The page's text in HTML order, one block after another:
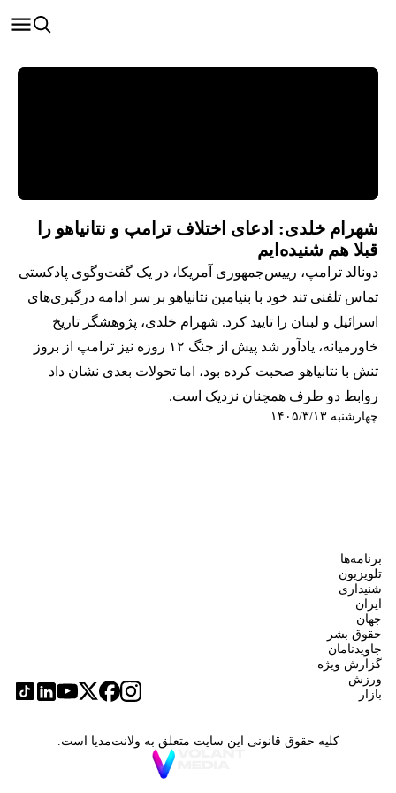
شهرام خلدی: ادعای اختلاف ترامپ و نتانیاهو را
قبلا هم شنیده‌ایم
دونالد ترامپ، رییس‌جمهوری آمریکا، در یک گفت‌وگوی پادکستی
تماس تلفنی تند خود با بنیامین نتانیاهو بر سر ادامه درگیری‌های
اسرائیل و لبنان را تایید کرد. شهرام خلدی، پژوهشگر تاریخ
خاورمیانه، یادآور شد پیش از جنگ ۱۲ روزه نیز ترامپ از بروز
تنش با نتانیاهو صحبت کرده بود، اما تحولات بعدی نشان داد
روابط دو طرف همچنان نزدیک است.
چهارشنبه ۱۴۰۵/۳/۱۳
برنامه‌ها
تلویزیون
شنیداری
ایران
جهان
حقوق بشر
جاویدنامان
گزارش ویژه
ورزش
بازار
کلیه حقوق قانونی این سایت متعلق به ولانت‌مدیا است.